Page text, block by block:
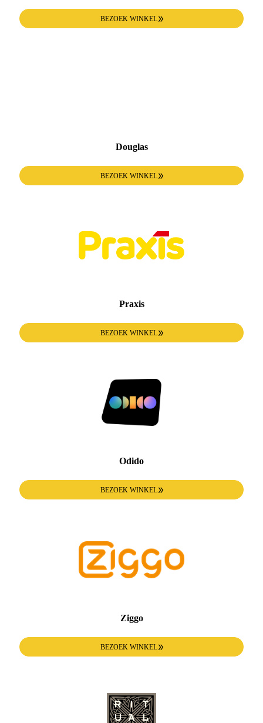
BEZOEK WINKEL
Douglas
BEZOEK WINKEL
Praxis
BEZOEK WINKEL
Odido
BEZOEK WINKEL
Ziggo
BEZOEK WINKEL